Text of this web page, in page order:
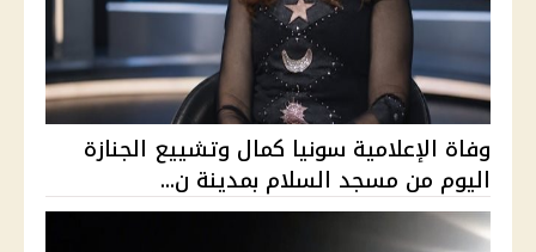
وفاة الإعلامية سونيا كمال وتشييع الجنازة
اليوم من مسجد السلام بمدينة ن...